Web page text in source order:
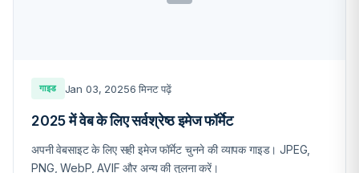
गाइड Jan 03, 20256 मिनट पढ़ें
2025 में वेब के लिए सर्वश्रेष्ठ इमेज फॉर्मेट
अपनी वेबसाइट के लिए सही इमेज फॉर्मेट चुनने की व्यापक गाइड। JPEG,
PNG, WebP, AVIF और अन्य की तुलना करें।